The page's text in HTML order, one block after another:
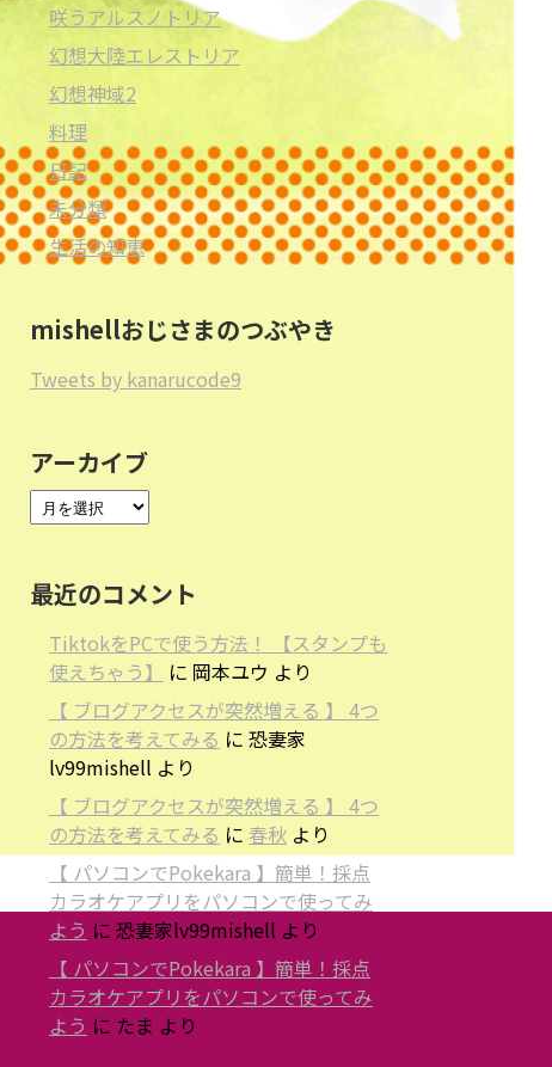
咲うアルスノトリア
幻想大陸エレストリア
幻想神域2
料理
日記
未分類
生活の知恵
mishellおじさまのつぶやき
Tweets by kanarucode9
アーカイブ
最近のコメント
TiktokをPCで使う方法！ 【スタンプも
使えちゃう】
に 岡本ユウ より
【 ブログアクセスが突然増える 】 4つ
の方法を考えてみる に 恐妻家
lv99mishell より
【 ブログアクセスが突然増える 】 4つ
の方法を考えてみる に 春秋 より
【 パソコンでPokekara 】簡単！採点
カラオケアプリをパソコンで使ってみ
よう に 恐妻家lv99mishell より
【 パソコンでPokekara 】簡単！採点
カラオケアプリをパソコンで使ってみ
よう に たま より